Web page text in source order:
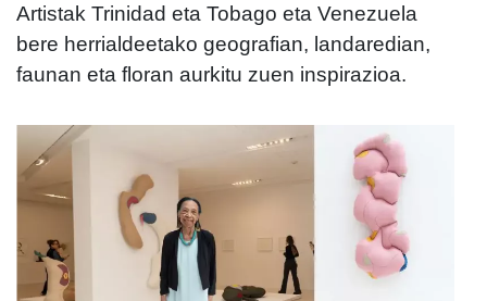
Artistak Trinidad eta Tobago eta Venezuela
bere herrialdeetako geografian, landaredian,
faunan eta floran aurkitu zuen inspirazioa.